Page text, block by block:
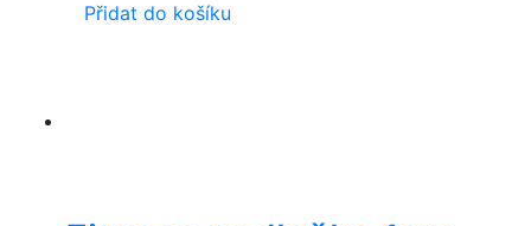
Přidat do košíku